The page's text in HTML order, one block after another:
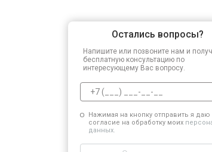
Остались вопросы?
Напишите или позвоните нам и
бесплатную консультацию по
интересующему Вас вопросу.
Нажимая на кнопку отправить я даю
согласие на обработку моих
данных.